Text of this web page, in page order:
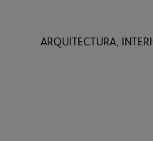
ARQUITECTURA,